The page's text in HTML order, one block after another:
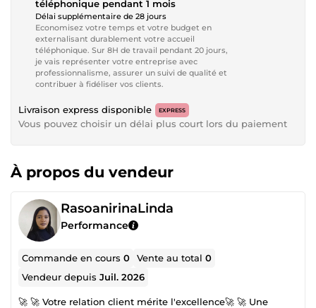
téléphonique pendant 1 mois
Délai supplémentaire de 28 jours
Economisez votre temps et votre budget en
externalisant durablement votre accueil
téléphonique. Sur 8H de travail pendant 20 jours,
je vais représenter votre entreprise avec
professionnalisme, assurer un suivi de qualité et
contribuer à fidéliser vos clients.
Livraison express disponible EXPRESS
Vous pouvez choisir un délai plus court lors du paiement
À propos du vendeur
RasoanirinaLinda
Performance
Commande en cours0 Vente au total0
Vendeur depuisJuil. 2026
🚀 🚀 Votre relation client mérite l'excellence🚀 🚀 Une